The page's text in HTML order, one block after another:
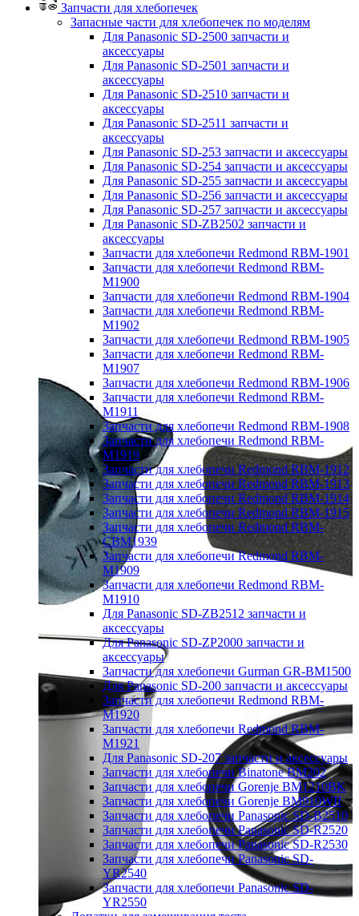
Запчасти для хлебопечек
Запасные части для хлебопечек по моделям
Для Panasonic SD-2500 запчасти и
аксессуары
Для Panasonic SD-2501 запчасти и
аксессуары
Для Panasonic SD-2510 запчасти и
аксессуары
Для Panasonic SD-2511 запчасти и
аксессуары
Для Panasonic SD-253 запчасти и аксессуары
Для Panasonic SD-254 запчасти и аксессуары
Для Panasonic SD-255 запчасти и аксессуары
Для Panasonic SD-256 запчасти и аксессуары
Для Panasonic SD-257 запчасти и аксессуары
Для Panasonic SD-ZB2502 запчасти и
аксессуары
Запчасти для хлебопечи Redmond RBM-1901
Запчасти для хлебопечи Redmond RBM-
M1900
Запчасти для хлебопечи Redmond RBM-1904
Запчасти для хлебопечи Redmond RBM-
M1902
Запчасти для хлебопечи Redmond RBM-1905
Запчасти для хлебопечи Redmond RBM-
M1907
Запчасти для хлебопечи Redmond RBM-1906
Запчасти для хлебопечи Redmond RBM-
M1911
Запчасти для хлебопечи Redmond RBM-1908
Запчасти для хлебопечи Redmond RBM-
M1919
Запчасти для хлебопечи Redmond RBM-1912
Запчасти для хлебопечи Redmond RBM-1913
Запчасти для хлебопечи Redmond RBM-1914
Запчасти для хлебопечи Redmond RBM-1915
Запчасти для хлебопечи Redmond RBM-
CBM1939
Запчасти для хлебопечи Redmond RBM-
M1909
Запчасти для хлебопечи Redmond RBM-
M1910
Для Panasonic SD-ZB2512 запчасти и
аксессуары
Для Panasonic SD-ZP2000 запчасти и
аксессуары
Запчасти для хлебопечи Gurman GR-BM1500
Для Panasonic SD-200 запчасти и аксессуары
Запчасти для хлебопечи Redmond RBM-
M1920
Запчасти для хлебопечи Redmond RBM-
M1921
Для Panasonic SD-207 запчасти и аксессуары
Запчасти для хлебопечи Binatone BM202
Запчасти для хлебопечи Gorenje BM1210BK
Запчасти для хлебопечи Gorenje BM910WII
Запчасти для хлебопечи Panasonic SD-B2510
Запчасти для хлебопечи Panasonic SD-R2520
Запчасти для хлебопечи Panasonic SD-R2530
Запчасти для хлебопечи Panasonic SD-
YR2540
Запчасти для хлебопечи Panasonic SD-
YR2550